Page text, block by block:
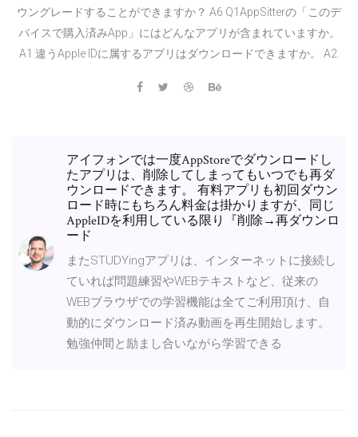
ウングレードすることができますか？ A6 Q1AppSitterの「このデ
バイスで購入済みApp」にはどんなアプリが含まれていますか。
A1 違うApple IDに属するアプリはダウンロードできますか。 A2.
アイフォンでは一度AppStoreでダウンロードし
たアプリは、削除してしまってもいつでも再ダ
ウンロードできます。 有料アプリも初回ダウン
ロード時にもちろん料金は掛かりますが、同じ
AppleIDを利用している限り『削除→再ダウンロ
ード
またSTUDYingアプリは、インターネットに接続し
ていれば問題練習やWEBテキストなど、従来の
WEBブラウザでの学習機能は全てご利用頂け、自
動的にダウンロード済み動画を再生開始します。
勉強仲間と励まし合いながら学習できる